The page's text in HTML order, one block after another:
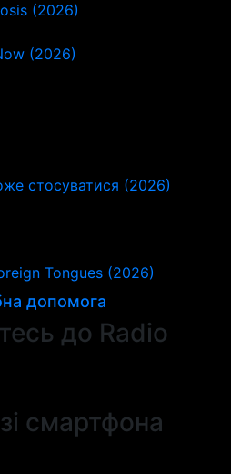
(2026)
(2026)
стосуватися (2026)
Tongues (2026)
допомога
до Radio
смартфона